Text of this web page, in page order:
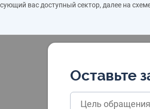
вас доступный сектор, далее на
Оставьте
Цель обращения